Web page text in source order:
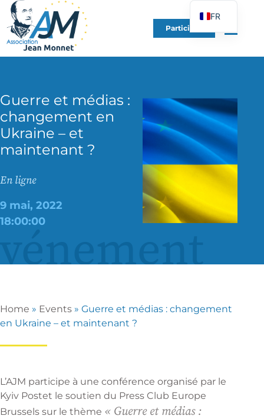
Participer
Guerre et médias :
changement en
Ukraine – et
maintenant ?
En ligne
9 mai, 2022
18:00:00
Home » Events » Guerre et médias : changement
en Ukraine – et maintenant ?
L’AJM participe à une conférence organisé par le
Kyiv Postet le soutien du Press Club Europe
Brussels sur le thème « Guerre et médias :
FR
EN
DE
PT
PL
UK